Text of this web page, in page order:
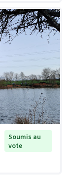
Soumis au
vote